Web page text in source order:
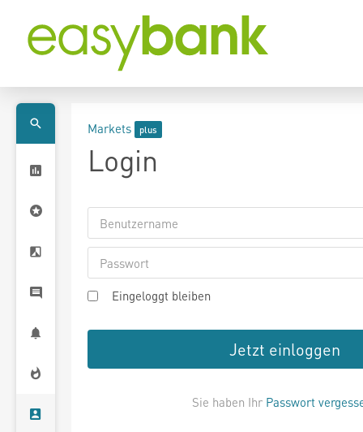
Markets
Login
Eingeloggt bleiben
Jetzt einloggen
Sie haben Ihr Passwort